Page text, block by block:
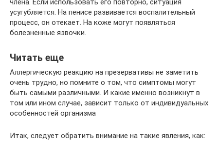
члена. Если использовать его повторно, ситуация
усугубляется. На пенисе развивается воспалительный
процесс, он отекает. На коже могут появляться
болезненные язвочки.
Читать еще
Аллергическую реакцию на презервативы не заметить
очень трудно, но помните о том, что симптомы могут
быть самыми различными. И какие именно возникнут в
том или ином случае, зависит только от индивидуальных
особенностей организма
Итак, следует обратить внимание на такие явления, как: